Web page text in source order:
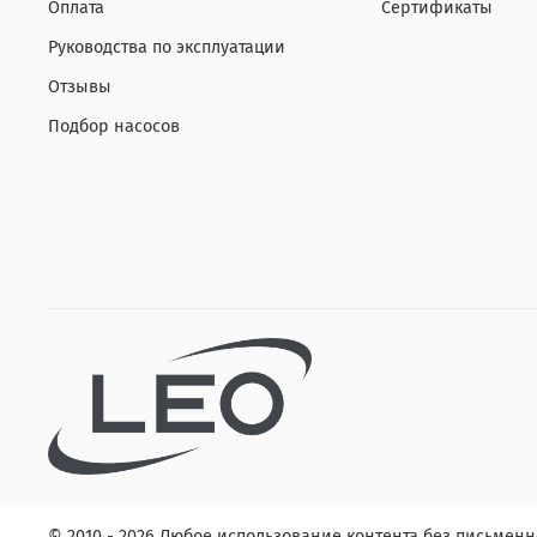
Оплата
Руководства по эксплуатации
Отзывы
Подбор насосов
Сертификаты